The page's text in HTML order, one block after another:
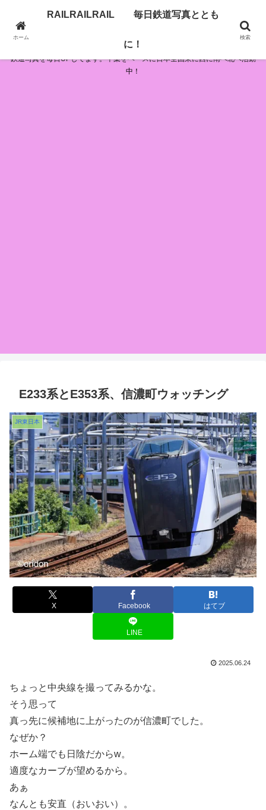
RAILRAILRAIL 毎日鉄道写真とともに！
鉄道写真を毎日UPしてます。千葉をベースに日本全国東に西に南へ北へ活動
中！
E233系とE353系、信濃町ウォッチング
JR東日本
X Facebook はてブ
LINE
2025.06.24
ちょっと中央線を撮ってみるかな。
そう思って
真っ先に候補地に上がったのが信濃町でした。
なぜか？
ホーム端でも日陰だからw。
適度なカーブが望めるから。
あぁ
なんとも安直（おいおい）。
ホーム
RAILRAILRAIL 毎日鉄道写真ととも
に！
検索